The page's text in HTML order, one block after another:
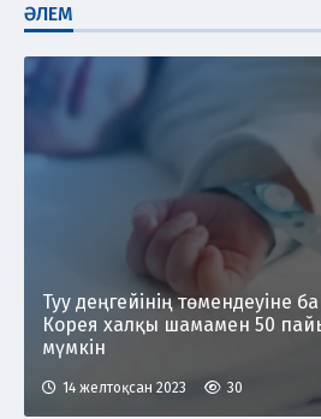
ӘЛЕМ
Туу деңгейінің төмендеуіне
Корея халқы шамамен 50
мүмкін
14 желтоқсан 2023 30